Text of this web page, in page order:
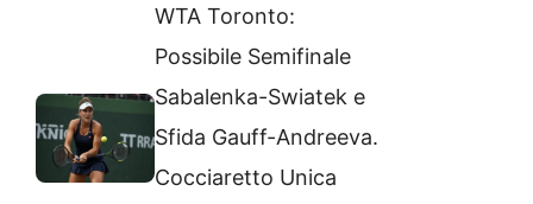
WTA Toronto:
Possibile Semifinale
Sabalenka-Swiatek e
Sfida Gauff-Andreeva.
Cocciaretto Unica